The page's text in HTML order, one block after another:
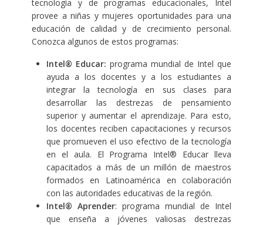
tecnología y de programas educacionales, Intel
provee a niñas y mujeres oportunidades para una
educación de calidad y de crecimiento personal.
Conozca algunos de estos programas:
Intel® Educar: programa mundial de Intel que
ayuda a los docentes y a los estudiantes a
integrar la tecnología en sus clases para
desarrollar las destrezas de pensamiento
superior y aumentar el aprendizaje. Para esto,
los docentes reciben capacitaciones y recursos
que promueven el uso efectivo de la tecnología
en el aula. El Programa Intel® Educar lleva
capacitados a más de un millón de maestros
formados en Latinoamérica en colaboración
con las autoridades educativas de la región.
Intel® Aprender: programa mundial de Intel
que enseña a jóvenes valiosas destrezas